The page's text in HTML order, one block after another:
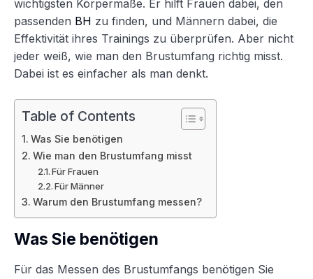
wichtigsten Körpermaße. Er hilft Frauen dabei, den
passenden BH zu finden, und Männern dabei, die
Effektivität ihres Trainings zu überprüfen. Aber nicht
jeder weiß, wie man den Brustumfang richtig misst.
Dabei ist es einfacher als man denkt.
Table of Contents
Was Sie benötigen
Wie man den Brustumfang misst
Für Frauen
Für Männer
Warum den Brustumfang messen?
Was Sie benötigen
Für das Messen des Brustumfangs benötigen Sie